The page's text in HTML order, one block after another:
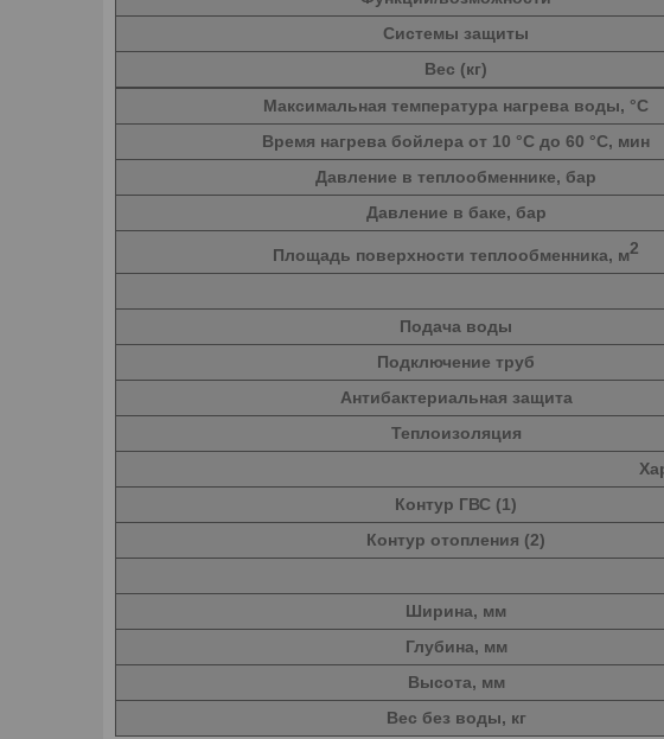
Системы защиты
Вес (кг)
Максимальная температура нагрева воды, °C
Время нагрева бойлера от 10 °С до 60 °С, мин
Давление в теплообменнике, бар
Давление в баке, бар
Площадь поверхности теплообменника, м2
Подача воды
Подключение труб
Антибактериальная защита
Теплоизоляция
Контур ГВС (1)
Контур отопления (2)
Ширина, мм
Глубина, мм
Высота, мм
Вес без воды, кг